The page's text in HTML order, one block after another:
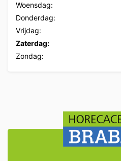
Woensdag:
Donderdag:
Vrijdag:
Zaterdag:
Zondag: